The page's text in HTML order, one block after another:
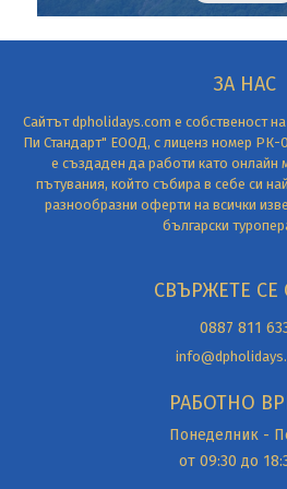
ЗА НАС
Сайтът dpholidays.com е собственост на
Пи Стандарт" ЕООД, с лиценз номер РК-
е създаден да работи като онлайн
пътувания, който събира в себе си
разнообразни оферти на всички
български
СВЪРЖЕТЕ СЕ
0887 811
РАБОТНО
Понеделник -
от 09:30 до